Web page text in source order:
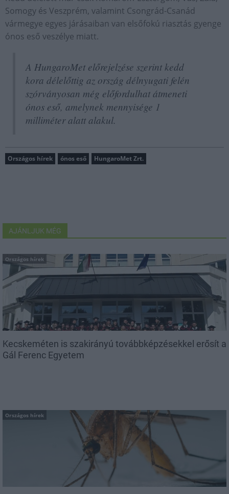
Somogy és Veszprém, valamint Csongrád-Csanád
vármegye egyes járásaiban van elsőfokú riasztás gyenge
ónos eső veszélye miatt.
A HungaroMet előrejelzése szerint kedd
kora délelőttig az ország délnyugati felén
szórványosan még előfordulhat átmeneti
ónos eső, amelynek mennyisége 1
milliméter alatt alakul.
Országos hírek ónos eső HungaroMet Zrt.
AJÁNLJUK MÉG
Országos hírek
Kecskeméten is szakirányú továbbképzésekkel erősít a
Gál Ferenc Egyetem
Országos hírek